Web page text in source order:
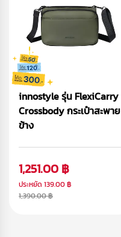
innostyle รุ่น FlexiCarry
Crossbody กระเป๋าสะพาย
ข้าง
1,251.00 ฿
ประหยัด 139.00 ฿
1,390.00 ฿